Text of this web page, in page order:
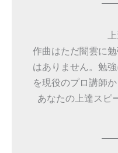
作曲はただ闇雲に
はありません。勉
を現役のプロ講師
あなたの上達スピ